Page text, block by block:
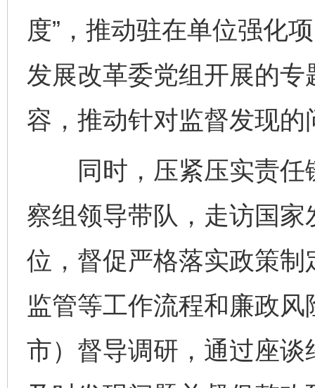
度”，推动驻在单位强化
发展改革委党组开展的专
容，推动针对监督发现
同时，压紧压实责任
察组领导带队，走访国
位，督促严格落实政策
监管等工作流程和廉政
市）督导调研，通过座